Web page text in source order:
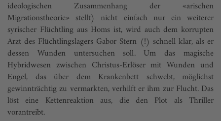
ideologischen Zusammenhang der «arischen
Migrationstheorie» stellt) nicht einfach nur ein weiterer
syrischer Flüchtling aus Homs ist, wird auch dem korrupten
Arzt des Flüchtlingslagers Gabor Stern (!) schnell klar, als er
dessen Wunden untersuchen soll. Um das magische
Hybridwesen zwischen Christus-Erlöser mit Wunden und
Engel, das über dem Krankenbett schwebt, möglichst
gewinnträchtig zu vermarkten, verhilft er ihm zur Flucht. Das
löst eine Kettenreaktion aus, die den Plot als Thriller
vorantreibt.